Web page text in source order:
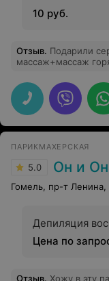
10 руб.
Отзыв. Подарили
массаж+массаж
атмосферу
камушками
посетить!
ПАРИКМАХЕРСКАЯ
5.0 Он и
Гомель, пр-т Ленина,
Депиляция
Цена по
Отзыв. Хожу в эту